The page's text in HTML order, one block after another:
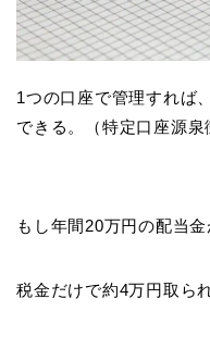
1つの口座で管理すれば
できる。（特定口座源泉
もし年間20万円の配当金
税金だけで約4万円取ら